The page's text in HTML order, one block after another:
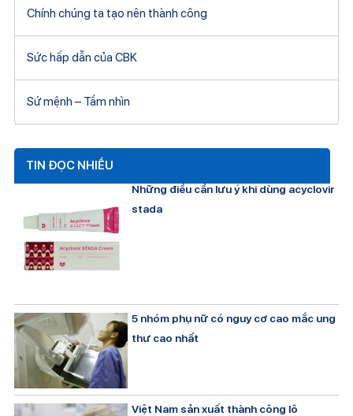
Chính chúng ta tạo nên thành công
Sức hấp dẫn của CBK
Sứ mệnh – Tầm nhìn
TIN ĐỌC NHIỀU
Những điều cần lưu ý khi dùng acyclovir
stada
5 nhóm phụ nữ có nguy cơ cao mắc ung
thư cao nhất
Việt Nam sản xuất thành công lô